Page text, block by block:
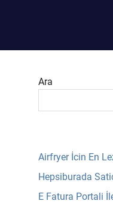
Ara
Airfryer İcin En
Hepsiburada
E Fatura Portali